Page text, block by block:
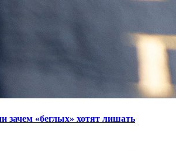
зачем «беглых» хотят лишать